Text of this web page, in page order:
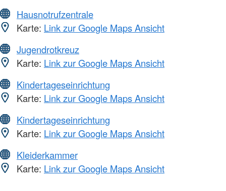
Hausnotrufzentrale
Karte: Link zur Google Maps Ansicht
Jugendrotkreuz
Karte: Link zur Google Maps Ansicht
Kindertageseinrichtung
Karte: Link zur Google Maps Ansicht
Kindertageseinrichtung
Karte: Link zur Google Maps Ansicht
Kleiderkammer
Karte: Link zur Google Maps Ansicht